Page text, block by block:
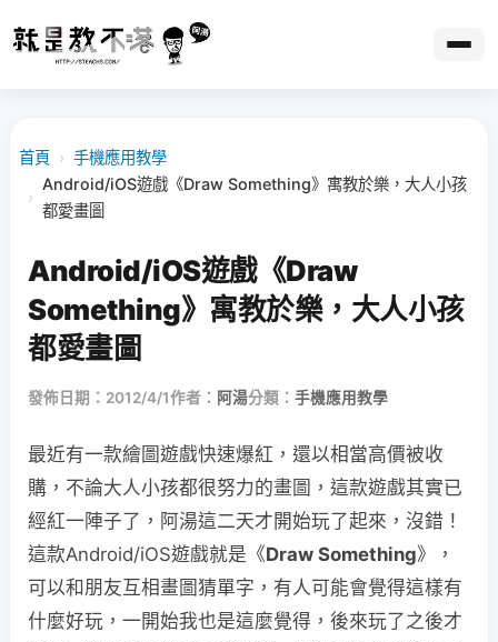
首頁 › 手機應用教學
›
Android/iOS遊戲《Draw Something》寓教於樂，大人小孩
都愛畫圖
Android/iOS遊戲《Draw
Something》寓教於樂，大人小孩
都愛畫圖
發佈日期：2012/4/1作者： 阿湯分類： 手機應用教學
最近有一款繪圖遊戲快速爆紅，還以相當高價被收
購，不論大人小孩都很努力的畫圖，這款遊戲其實已
經紅一陣子了，阿湯這二天才開始玩了起來，沒錯！
這款Android/iOS遊戲就是《Draw Something》，
可以和朋友互相畫圖猜單字，有人可能會覺得這樣有
什麼好玩，一開始我也是這麼覺得，後來玩了之後才